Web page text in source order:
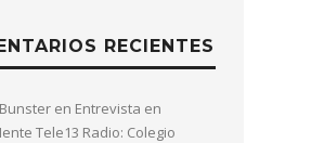
RECIENTES
en Entrevista en
Tele13 Radio: Colegio